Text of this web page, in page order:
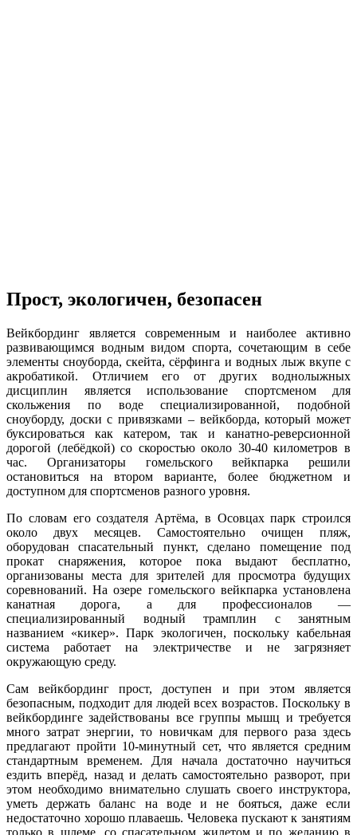
Прост, экологичен, безопасен
Вейкбординг является современным и наиболее активно
развивающимся водным видом спорта, сочетающим в себе
элементы сноуборда, скейта, сёрфинга и водных лыж вкупе с
акробатикой. Отличием его от других воднолыжных
дисциплин является использование спортсменом для
скольжения по воде специализированной, подобной
сноуборду, доски с привязками – вейкборда, который может
буксироваться как катером, так и канатно-реверсионной
дорогой (лебёдкой) со скоростью около 30-40 километров в
час. Организаторы гомельского вейкпарка решили
остановиться на втором варианте, более бюджетном и
доступном для спортсменов разного уровня.
По словам его создателя Артёма, в Осовцах парк строился
около двух месяцев. Самостоятельно очищен пляж,
оборудован спасательный пункт, сделано помещение под
прокат снаряжения, которое пока выдают бесплатно,
организованы места для зрителей для просмотра будущих
соревнований. На озере гомельского вейкпарка установлена
канатная дорога, а для профессионалов —
специализированный водный трамплин с занятным
названием «кикер». Парк экологичен, поскольку кабельная
система работает на электричестве и не загрязняет
окружающую среду.
Сам вейкбординг прост, доступен и при этом является
безопасным, подходит для людей всех возрастов. Поскольку в
вейкбординге задействованы все группы мышц и требуется
много затрат энергии, то новичкам для первого раза здесь
предлагают пройти 10-минутный сет, что является средним
стандартным временем. Для начала достаточно научиться
ездить вперёд, назад и делать самостоятельно разворот, при
этом необходимо внимательно слушать своего инструктора,
уметь держать баланс на воде и не бояться, даже если
недостаточно хорошо плаваешь. Человека пускают к занятиям
только в шлеме, со спасательном жилетом и по желанию в